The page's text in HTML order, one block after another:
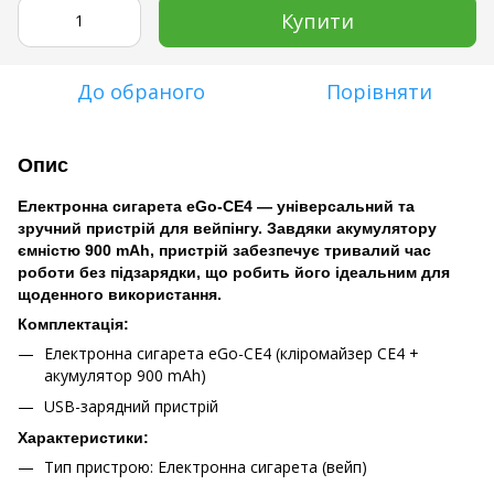
Купити
До обраного Порівняти
Опис
Електронна сигарета eGo-CE4 — універсальний та
зручний пристрій для вейпінгу. Завдяки акумулятору
ємністю 900 mAh, пристрій забезпечує тривалий час
роботи без підзарядки, що робить його ідеальним для
щоденного використання.
Комплектація:
Електронна сигарета eGo-CE4 (кліромайзер CE4 +
акумулятор 900 mAh)
USB-зарядний пристрій
Характеристики:
Тип пристрою: Електронна сигарета (вейп)